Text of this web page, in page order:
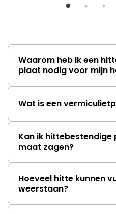
Waarom heb ik een
plaat nodig voor mijn
Wat is een
Kan ik hittebestendige
maat zagen?
Hoeveel hitte kunnen
weerstaan?